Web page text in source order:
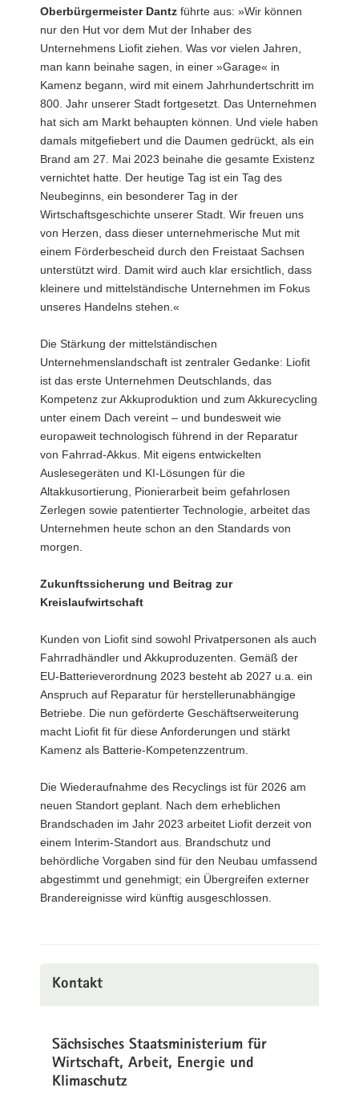
Oberbürgermeister Dantz führte aus: »Wir können
nur den Hut vor dem Mut der Inhaber des
Unternehmens Liofit ziehen. Was vor vielen Jahren,
man kann beinahe sagen, in einer »Garage« in
Kamenz begann, wird mit einem Jahrhundertschritt im
800. Jahr unserer Stadt fortgesetzt. Das Unternehmen
hat sich am Markt behaupten können. Und viele haben
damals mitgefiebert und die Daumen gedrückt, als ein
Brand am 27. Mai 2023 beinahe die gesamte Existenz
vernichtet hatte. Der heutige Tag ist ein Tag des
Neubeginns, ein besonderer Tag in der
Wirtschaftsgeschichte unserer Stadt. Wir freuen uns
von Herzen, dass dieser unternehmerische Mut mit
einem Förderbescheid durch den Freistaat Sachsen
unterstützt wird. Damit wird auch klar ersichtlich, dass
kleinere und mittelständische Unternehmen im Fokus
unseres Handelns stehen.«
Die Stärkung der mittelständischen
Unternehmenslandschaft ist zentraler Gedanke: Liofit
ist das erste Unternehmen Deutschlands, das
Kompetenz zur Akkuproduktion und zum Akkurecycling
unter einem Dach vereint – und bundesweit wie
europaweit technologisch führend in der Reparatur
von Fahrrad-Akkus. Mit eigens entwickelten
Auslesegeräten und KI-Lösungen für die
Altakkusortierung, Pionierarbeit beim gefahrlosen
Zerlegen sowie patentierter Technologie, arbeitet das
Unternehmen heute schon an den Standards von
morgen.
Zukunftssicherung und Beitrag zur
Kreislaufwirtschaft
Kunden von Liofit sind sowohl Privatpersonen als auch
Fahrradhändler und Akkuproduzenten. Gemäß der
EU-Batterieverordnung 2023 besteht ab 2027 u.a. ein
Anspruch auf Reparatur für herstellerunabhängige
Betriebe. Die nun geförderte Geschäftserweiterung
macht Liofit fit für diese Anforderungen und stärkt
Kamenz als Batterie-Kompetenzzentrum.
Die Wiederaufnahme des Recyclings ist für 2026 am
neuen Standort geplant. Nach dem erheblichen
Brandschaden im Jahr 2023 arbeitet Liofit derzeit von
einem Interim-Standort aus. Brandschutz und
behördliche Vorgaben sind für den Neubau umfassend
abgestimmt und genehmigt; ein Übergreifen externer
Brandereignisse wird künftig ausgeschlossen.
Kontakt
Sächsisches Staatsministerium für
Wirtschaft, Arbeit, Energie und
Klimaschutz